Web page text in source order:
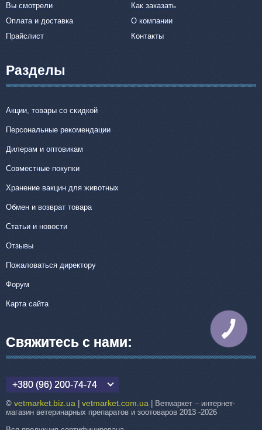
Вы смотрели
Как заказать
Оплата и доставка
О компании
Прайслист
Контакты
Разделы
Акции, товары со скидкой
Персональные рекомендации
Дилерам и оптовикам
Совместные покупки
Хранение вакцин для животных
Обмен и возврат товара
Статьи и новости
Отзывы
Пожаловаться директору
Форум
Карта сайта
Свяжитесь с нами:
+380 (96) 200-74-74
© vetmarket.biz.ua vetmarket.com.ua | Ветмаркет – интернет-
магазин ветеринарных препаратов и зоотоваров 2013 -2026
КНОПКА
СВЯЗИ